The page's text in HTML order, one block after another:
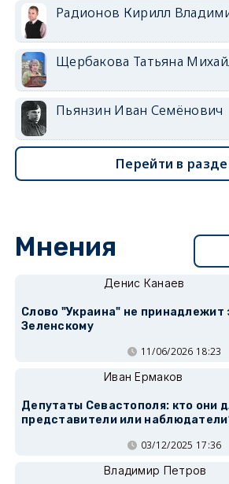
Радионов Кирилл
Щербакова Татьяна
Пьянзин Иван Семёнович
Перейти в
Мнения
Денис Канаев
Слово "Украина" не принадлежит
Зеленскому
11/06/2026 18:23
Иван Ермаков
Депутаты Севастополя: кто они
представители или
03/12/2025 17:36
Владимир Петров